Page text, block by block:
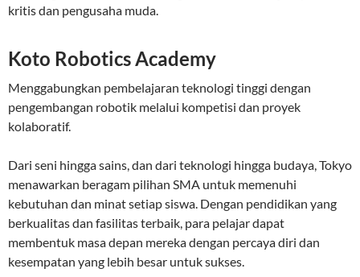
kritis dan pengusaha muda.
Koto Robotics Academy
Menggabungkan pembelajaran teknologi tinggi dengan
pengembangan robotik melalui kompetisi dan proyek
kolaboratif.
Dari seni hingga sains, dan dari teknologi hingga budaya, Tokyo
menawarkan beragam pilihan SMA untuk memenuhi
kebutuhan dan minat setiap siswa. Dengan pendidikan yang
berkualitas dan fasilitas terbaik, para pelajar dapat
membentuk masa depan mereka dengan percaya diri dan
kesempatan yang lebih besar untuk sukses.